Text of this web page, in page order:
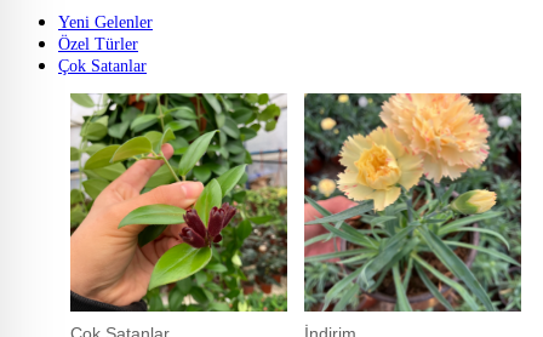
Yeni Gelenler
Özel Türler
Çok Satanlar